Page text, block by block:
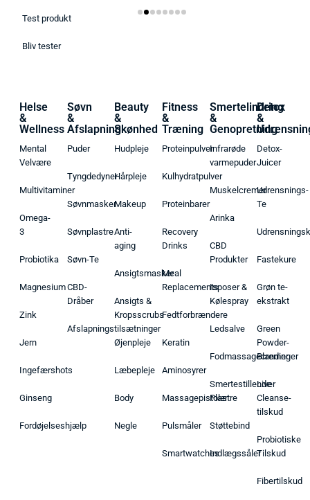
Test produkt
Bliv tester
Helse
&
Wellness
Mental
Velvære
Multivitaminer
Omega-
3
Probiotika
Magnesium
Zink
Jern
Ingefærshots
Ginseng
Fordøjelseshjælp
Søvn
&
Afslapning
Puder
Tyngdedyner
Søvnmasker
Søvnplastre
Søvn-Te
CBD-
Dråber
Afslapningstilsætninger
Beauty
&
Skønhed
Hudpleje
Hårpleje
Makeup
Anti-
aging
Ansigtsmasker
Ansigts &
Kropsscrubs
Øjenpleje
Læbepleje
Body
Negle
Fitness
&
Træning
Proteinpulver
Kulhydratpulver
Proteinbarer
Recovery
Drinks
Meal
Replacements
Fedtforbrændere
Keratin
Aminosyrer
Massagepistoler
Pulsmåler
Smartwatches
Smertelindring
&
Genopretning
Infrarøde
varmepuder
Muskelcremer
Arinka
CBD
Produkter
Isposer &
Kølespray
Ledsalve
Fodmassagecremer
Smertestillende
Plastre
Støttebind
Indlægssåler
Detox
&
Detox-
Juicer
Udrensnings-
Te
Fastekure
Grøn te-
ekstrakt
Green
Powder-
Blandinger
Liver
Cleanse-
tilskud
Probiotiske
Tilskud
Fibertilskud